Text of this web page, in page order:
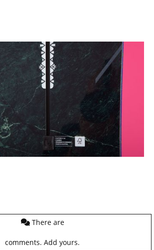
There are
comments. Add yours.